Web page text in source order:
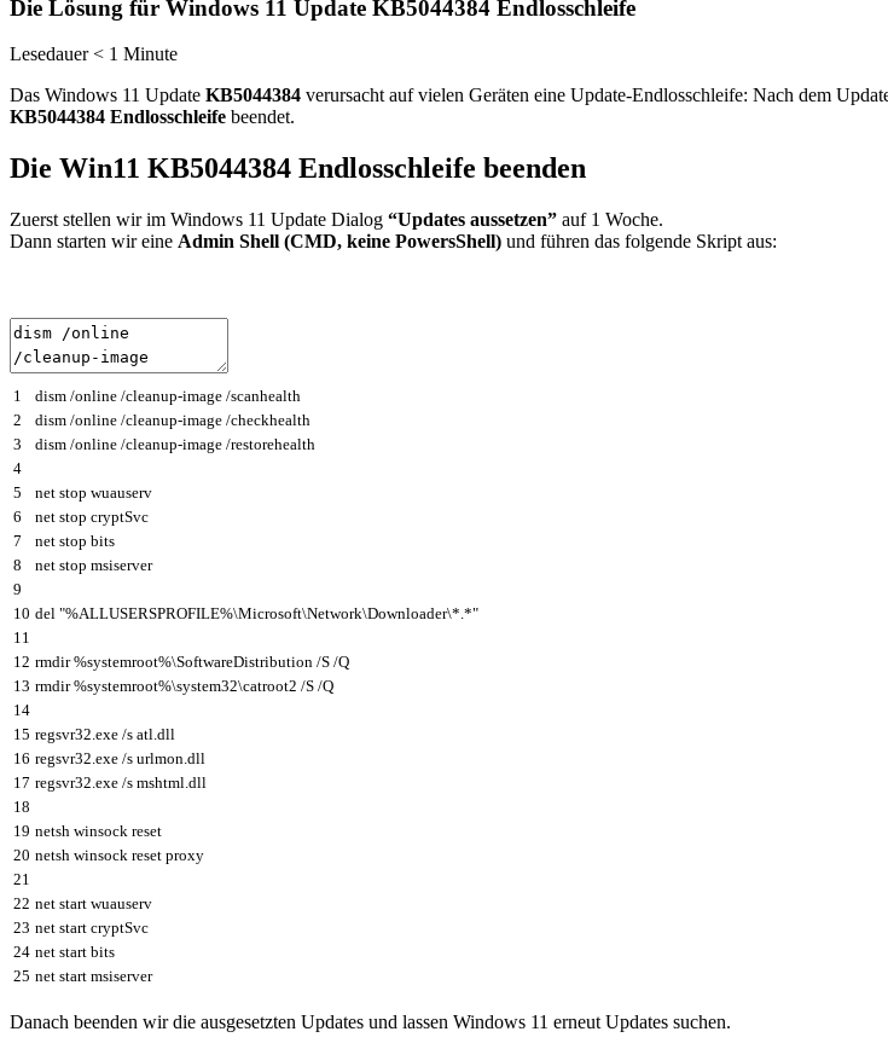
Die Lösung für Windows 11 Update KB5044384 Endlosschleife
Lesedauer < 1 Minute
Das Windows 11 Update KB5044384 verursacht auf vielen Geräten eine Update-Endlosschleife: Nach dem
KB5044384 Endlosschleife beendet.
Die Win11 KB5044384 Endlosschleife beenden
Zuerst stellen wir im Windows 11 Update Dialog “Updates aussetzen” auf 1 Woche.
Dann starten wir eine Admin Shell (CMD, keine PowersShell) und führen das folgende Skript aus:
1
2
3
4
5
6
7
8
9
10
11
12
13
14
15
16
17
18
19
20
21
22
23
24
25
dism /online /cleanup-image /scanhealth
dism /online /cleanup-image /checkhealth
dism /online /cleanup-image /restorehealth
net stop wuauserv
net stop cryptSvc
net stop bits
net stop msiserver
del "%ALLUSERSPROFILE%\Microsoft\Network\Downloader\*.*"
rmdir %systemroot%\SoftwareDistribution /S /Q
rmdir %systemroot%\system32\catroot2 /S /Q
regsvr32 exe /s atl dll
regsvr32 exe /s urlmon dll
regsvr32 exe /s mshtml dll
netsh winsock reset
netsh winsock reset proxy
net start wuauserv
net start cryptSvc
net start bits
net start msiserver
Danach beenden wir die ausgesetzten Updates und lassen Windows 11 erneut Updates suchen.